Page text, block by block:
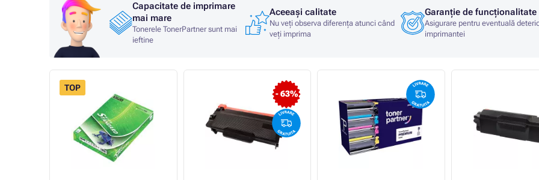
Capacitate de imprimare
mai mare
Tonerele TonerPartner sunt mai
ieftine
Aceeași calitate
Nu veți observa diferența atunci când
veți imprima
Garanție de funcționalitate
Asigurare pentru eventuală
imprimantei
TOP
- 63%